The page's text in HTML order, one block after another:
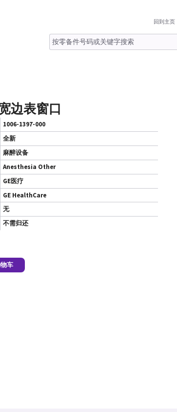
回到主页
边表窗口
1006-1397-000
全新
麻醉设备
Anesthesia Other
GE医疗
GE HealthCare
无
不需归还
车